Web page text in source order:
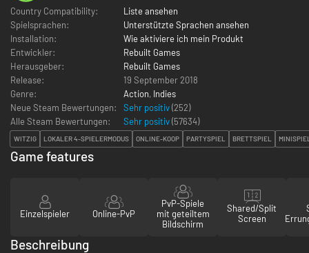
Country Compatibility:
Liste ansehen
Spielsprachen:
Unterstützte Sprachen ansehen
Installation:
Wie aktiviere ich mein Produkt
Entwickler:
Rebuilt Games
Herausgeber:
Rebuilt Games
Release:
19 September 2018
Genre:
Action, Indies
Neue Steam Bewertungen:
Sehr positiv(252)
Alle Steam Bewertungen:
Sehr positiv(57634)
WITZIG LOKALER 4-SPIELERMODUS ONLINE-KOOP PARTYSPIEL BRETTSPIEL
Game features
Einzelspieler Online-PvP
PvP-Spiele
mit geteiltem
Bildschirm
Shared/Split
Screen
Beschreibung